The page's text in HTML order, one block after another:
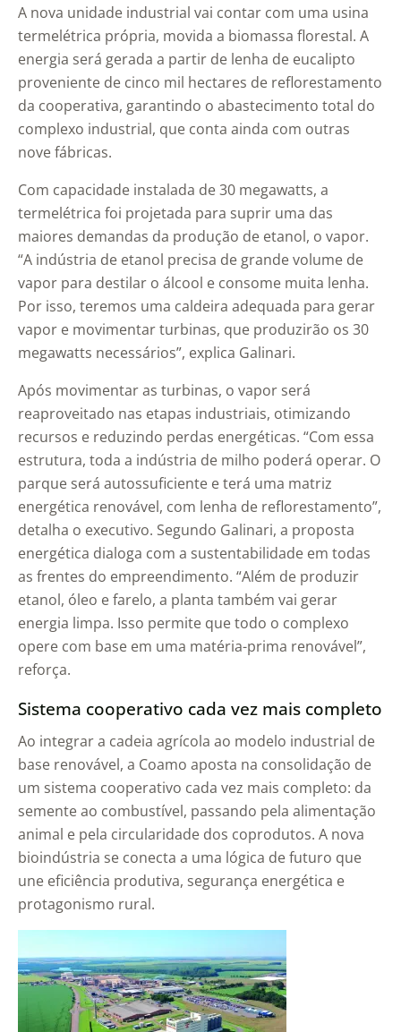
A nova unidade industrial vai contar com uma usina
termelétrica própria, movida a biomassa florestal. A
energia será gerada a partir de lenha de eucalipto
proveniente de cinco mil hectares de reflorestamento
da cooperativa, garantindo o abastecimento total do
complexo industrial, que conta ainda com outras
nove fábricas.
Com capacidade instalada de 30 megawatts, a
termelétrica foi projetada para suprir uma das
maiores demandas da produção de etanol, o vapor.
“A indústria de etanol precisa de grande volume de
vapor para destilar o álcool e consome muita lenha.
Por isso, teremos uma caldeira adequada para gerar
vapor e movimentar turbinas, que produzirão os 30
megawatts necessários”, explica Galinari.
Após movimentar as turbinas, o vapor será
reaproveitado nas etapas industriais, otimizando
recursos e reduzindo perdas energéticas. “Com essa
estrutura, toda a indústria de milho poderá operar. O
parque será autossuficiente e terá uma matriz
energética renovável, com lenha de reflorestamento”,
detalha o executivo. Segundo Galinari, a proposta
energética dialoga com a sustentabilidade em todas
as frentes do empreendimento. “Além de produzir
etanol, óleo e farelo, a planta também vai gerar
energia limpa. Isso permite que todo o complexo
opere com base em uma matéria-prima renovável”,
reforça.
Sistema cooperativo cada vez mais completo
Ao integrar a cadeia agrícola ao modelo industrial de
base renovável, a Coamo aposta na consolidação de
um sistema cooperativo cada vez mais completo: da
semente ao combustível, passando pela alimentação
animal e pela circularidade dos coprodutos. A nova
bioindústria se conecta a uma lógica de futuro que
une eficiência produtiva, segurança energética e
protagonismo rural.